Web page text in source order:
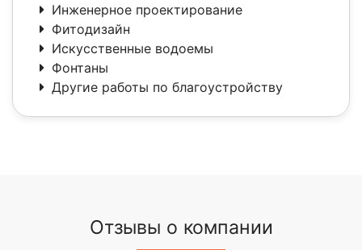
Инженерное проектирование
Фитодизайн
Искусственные водоемы
Фонтаны
Другие работы по благоустройству
Отзывы о компании